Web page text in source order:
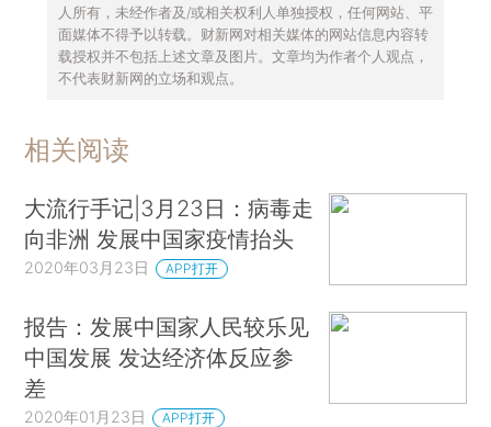
人所有，未经作者及/或相关权利人单独授权，任何网站、平
面媒体不得予以转载。财新网对相关媒体的网站信息内容转
载授权并不包括上述文章及图片。文章均为作者个人观点，
不代表财新网的立场和观点。
相关阅读
大流行手记|3月23日：病毒走
向非洲 发展中国家疫情抬头
2020年03月23日 APP打开
报告：发展中国家人民较乐见
中国发展 发达经济体反应参
差
2020年01月23日 APP打开